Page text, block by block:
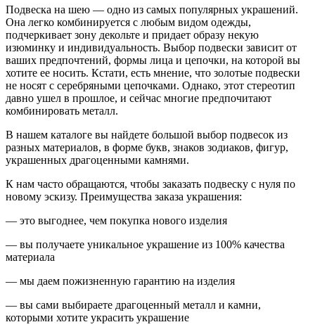
Подвеска на шею — одно из самых популярных украшений.
Она легко комбинируется с любым видом одежды,
подчеркивает зону декольте и придает образу некую
изюминку и индивидуальность. Выбор подвески зависит от
ваших предпочтений, формы лица и цепочки, на которой вы
хотите ее носить. Кстати, есть мнение, что золотые подвески
не носят с серебряными цепочками. Однако, этот стереотип
давно ушел в прошлое, и сейчас многие предпочитают
комбинировать металл.
В нашем каталоге вы найдете большой выбор подвесок из
разных материалов, в форме букв, знаков зодиаков, фигур,
украшенных драгоценными камнями.
К нам часто обращаются, чтобы заказать подвеску с нуля по
новому эскизу. Преимущества заказа украшения:
— это выгоднее, чем покупка нового изделия
— вы получаете уникальное украшение из 100% качества
материала
— мы даем пожизненную гарантию на изделия
— вы сами выбираете драгоценный металл и камни,
которыми хотите украсить украшение